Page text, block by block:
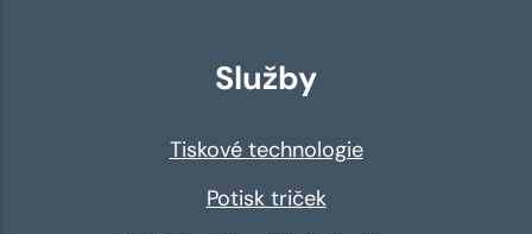
Služby
Tiskové technologie
Potisk triček